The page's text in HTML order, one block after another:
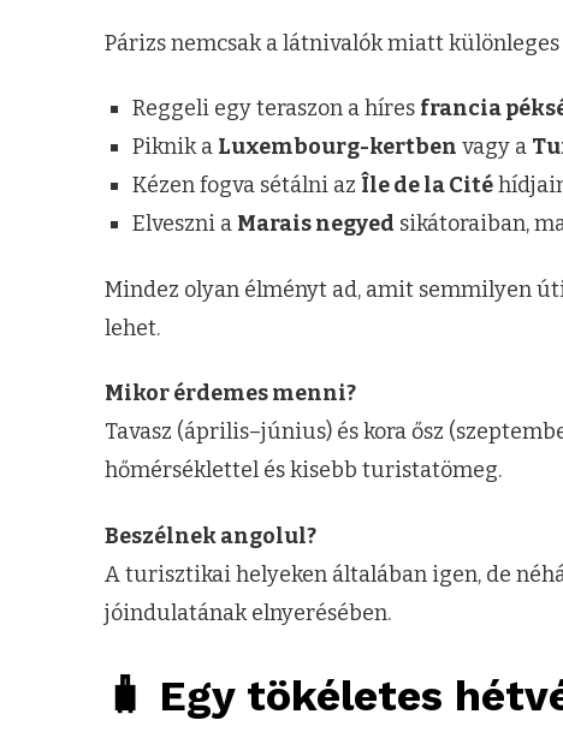
Párizs nemcsak a látnivalók miatt
Reggeli egy teraszon a híres francia
Piknik a Luxembourg-kertben vagy a
Kézen fogva sétálni az Île de la Cité
Elveszni a Marais negyed sikátoraiban,
Mindez olyan élményt ad, amit semmilyen
lehet.
Mikor érdemes menni?
Tavasz (április–június) és kora ősz
hőmérséklettel és kisebb turistatömeg.
Beszélnek angolul?
A turisztikai helyeken általában igen, de
jóindulatának elnyerésében.
🧳 Egy tökéletes